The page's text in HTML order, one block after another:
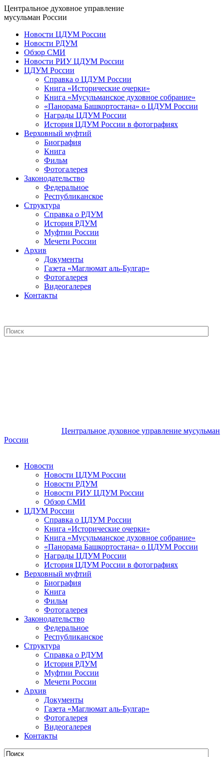
Центральное духовное управление
мусульман России
Новости ЦДУМ России
Новости РДУМ
Обзор СМИ
Новости РИУ ЦДУМ России
ЦДУМ России
Справка о ЦДУМ России
Книга «Исторические очерки»
Книга «Мусульманское духовное собрание»
«Панорама Башкортостана» о ЦДУМ России
Награды ЦДУМ России
История ЦДУМ России в фотографиях
Верховный муфтий
Биография
Книга
Фильм
Фотогалерея
Законодательство
Федеральное
Республиканское
Структура
Справка о РДУМ
История РДУМ
Муфтии России
Мечети России
Архив
Документы
Газета «Маглюмат аль-Булгар»
Фотогалерея
Видеогалерея
Контакты
Центральное духовное управление мусульман
России
Новости
Новости ЦДУМ России
Новости РДУМ
Новости РИУ ЦДУМ России
Обзор СМИ
ЦДУМ России
Справка о ЦДУМ России
Книга «Исторические очерки»
Книга «Мусульманское духовное собрание»
«Панорама Башкортостана» о ЦДУМ России
Награды ЦДУМ России
История ЦДУМ России в фотографиях
Верховный муфтий
Биография
Книга
Фильм
Фотогалерея
Законодательство
Федеральное
Республиканское
Структура
Справка о РДУМ
История РДУМ
Муфтии России
Мечети России
Архив
Документы
Газета «Маглюмат аль-Булгар»
Фотогалерея
Видеогалерея
Контакты